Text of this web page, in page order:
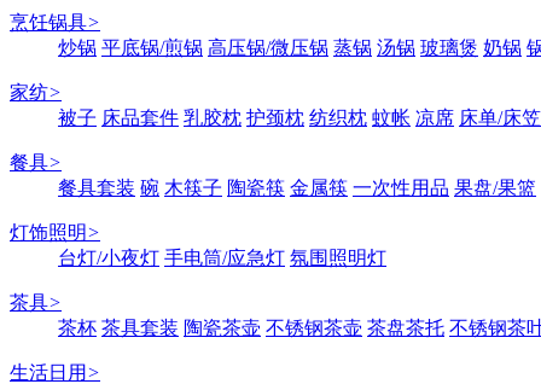
烹饪锅具>
炒锅 平底锅/煎锅 高压锅/微压锅 蒸锅 汤锅 玻璃煲 奶锅
家纺>
被子 床品套件 乳胶枕 护颈枕 纺织枕 蚊帐 凉席 床单/床笠
餐具>
餐具套装 碗 木筷子 陶瓷筷 金属筷 一次性用品 果盘/果篮
灯饰照明>
台灯/小夜灯 手电筒/应急灯 氛围照明灯
茶具>
茶杯 茶具套装 陶瓷茶壶 不锈钢茶壶 茶盘茶托 不锈钢茶
生活日用 >